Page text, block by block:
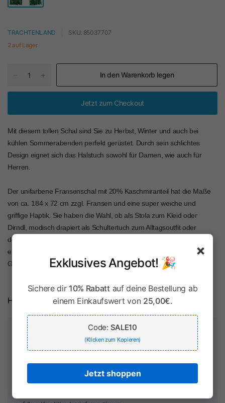
TRACHTENLAND
SKU: 85037707
2 auf Lager
In den Warenkorb legen
Jetzt zum Checkout
Mit diesem tollen Schal sind Sie zu Herbst, Winter und auch bei
kühlen Sommerabenden perfekt gerüstet. Durch sein schlichtes
Design eignet sich das Halstuch sowohl für Damen, wie auch für
Herren.
Der unifarbene Fransenschal mit 20% Kaschmiranteil hat die Maße
von ca. 184 x 72 cm zzgl. Fransen und eine super weiche und
griffige Haptik. Sie haben die Wahl, ob als Stola zum Kleid oder
Dirndl, modisch drapiert als Schultertuch zum Alltagsoutfit oder
dezent zusammen gebunden, der hochwertige Webschal ist immer
ein Hingucker und wird garantiert zum geliebten Accessoire in Ihrer
Gardarobe.
Herstellerinformationen
Zahlung & Sicherheit
Ihr Zahlungsinformationen werden sicher verarbeitet. Wir
×
Exklusives Angebot! 🎉
Sichere dir 10% Rabattauf deine Bestellung ab
einem Einkaufswert von 25,00€.
Code: SALE10
(Klicken zum Kopieren)
Jetzt shoppen